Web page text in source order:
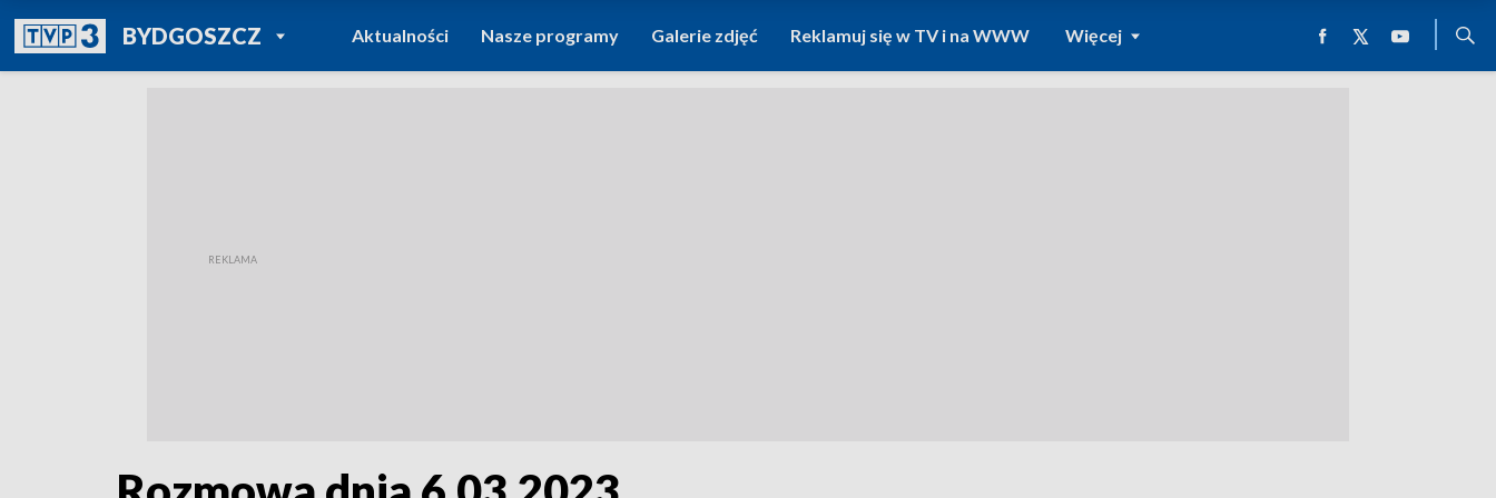
BYDGOSZCZPOWRÓT DO
TVP REGIONY
Aktualności Nasze programy Galerie zdjęć Reklamuj się w TV i na WWW Więcej